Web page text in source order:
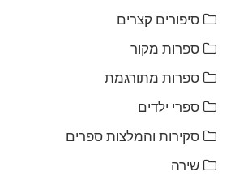
סיפורים קצרים
ספרות מקור
ספרות מתורגמת
ספרי ילדים
סקירות והמלצות ספרים
שירה